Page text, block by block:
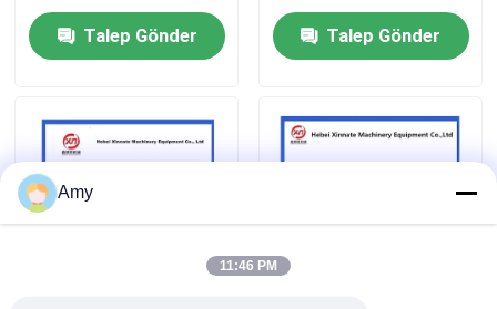
Kalite kontrol
Teklif isteği
PUTZMEISTER BETON POMPASI PARÇALARI
Talep Gönder Talep Gönder
Amy
11:46 PM